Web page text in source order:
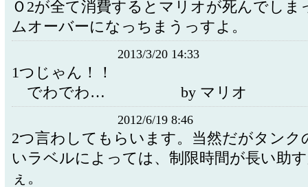
Ｏ2が全て消費するとマリオが死んでしま
ムオーバーになっちまうっすよ。
2013/3/20 14:33
1つじゃん！！
でわでわ… by マリオ
2012/6/19 8:46
2つ言わしてもらいます。当然だがタンク
いラベルによっては、制限時間が長い助
ぇ。